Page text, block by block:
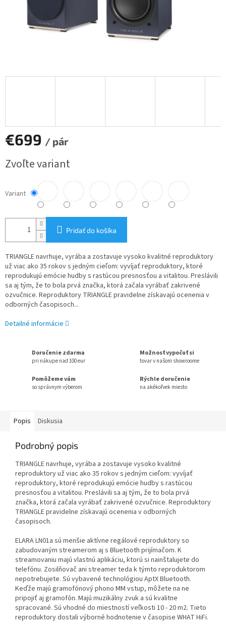
€699 / pár
cena:
Zvoľte variant
Variant
Pridať do košíka
TRIANGLE navrhuje, vyrába a zostavuje vysoko kvalitné reproduktory
už viac ako 35 rokov s jedným cieľom: vyvíjať reproduktory, ktoré
reprodukujú emócie hudby s rastúcou presnosťou a vitalitou. Preslávili
sa aj tým, že to bola prvá značka, ktorá začala vyrábať zakrivené
ozvučnice. Reproduktory TRIANGLE pravidelne získavajú ocenenia v
odborných časopisoch...
Detailné informácie
Doručenie zdarma
pri nákupe nad 100 eur
Možnosť vypočuť si
tovar v našom showroome
Pomôžeme vám
so správnym výberom
Rýchle doručenie
na akékoľvek miesto
Popis Diskusia
Podrobný popis
TRIANGLE navrhuje, vyrába a zostavuje vysoko kvalitné
reproduktory už viac ako 35 rokov s jedným cieľom: vyvíjať
reproduktory, ktoré reprodukujú emócie hudby s rastúcou
presnosťou a vitalitou. Preslávili sa aj tým, že to bola prvá
značka, ktorá začala vyrábať zakrivené ozvučnice. Reproduktory
TRIANGLE pravidelne získavajú ocenenia v odborných
časopisoch.
ELARA LN01a sú menšie aktívne regálové reproduktory so
zabudovaným streamerom aj s Bluetooth prijímačom. K
streamovaniu majú vlastnú aplikáciu, ktorú si nainštalujete do
telefónu. Zosilňovač ani streamer teda k týmto reproduktorom
nepotrebujete. Sú vybavené technológiou AptX Bluetooth.
Keďže majú gramofónový phono MM vstup, môžete na ne
pripojiť aj gramofón. Majú muzikálny zvuk a sú kvalitne
spracované. Sú vhodné do miestností veľkosti 10 - 20 m2. Tieto
reproduktory dostali výborné hodnotenie v časopise WHAT HiFi.